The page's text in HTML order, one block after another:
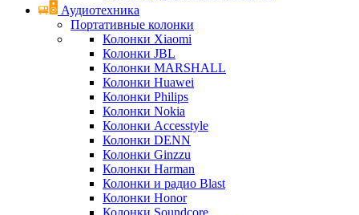
Аудиотехника
Портативные колонки
Колонки Xiaomi
Колонки JBL
Колонки MARSHALL
Колонки Huawei
Колонки Philips
Колонки Nokia
Колонки Accesstyle
Колонки DENN
Колонки Ginzzu
Колонки Harman
Колонки и радио Blast
Колонки Honor
Колонки Soundcore